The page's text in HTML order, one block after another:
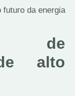
futuro da energia
de
alto